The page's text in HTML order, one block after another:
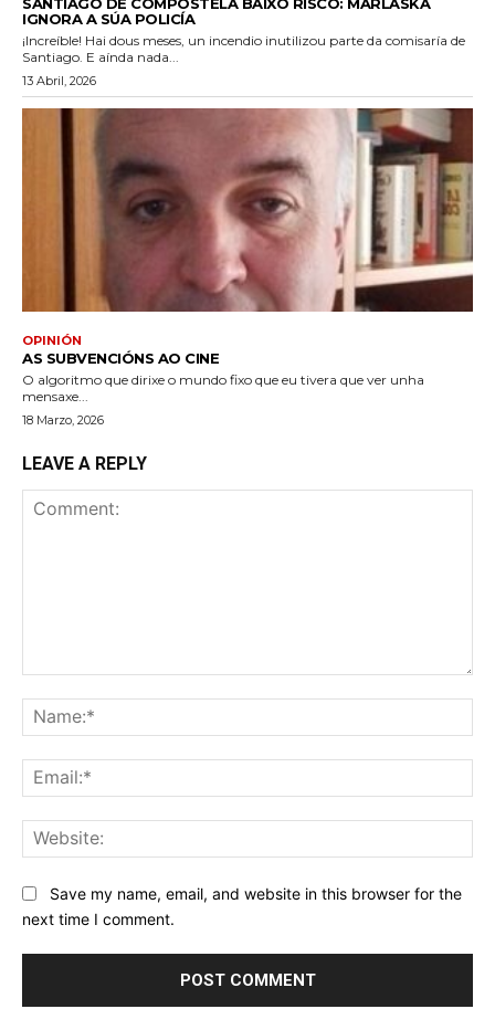
IGNORA A SÚA POLICÍA
¡Increíble! Hai dous meses, un incendio inutilizou parte da comisaría de
Santiago. E aínda nada...
13 Abril, 2026
OPINIÓN
AS SUBVENCIÓNS AO CINE
O algoritmo que dirixe o mundo fixo que eu tivera que ver unha
mensaxe...
18 Marzo, 2026
LEAVE A REPLY
Save my name, email, and website in this browser for the
next time I comment.